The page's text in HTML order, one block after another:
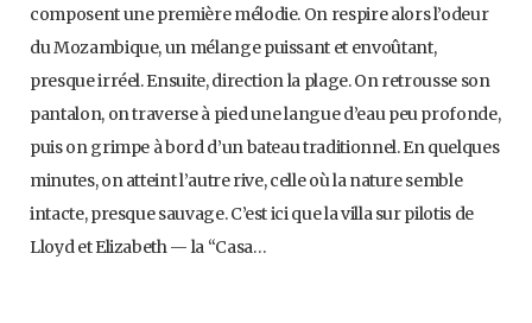
composent une première mélodie. On respire alors l’odeur
du Mozambique, un mélange puissant et envoûtant,
presque irréel. Ensuite, direction la plage. On retrousse son
pantalon, on traverse à pied une langue d’eau peu profonde,
puis on grimpe à bord d’un bateau traditionnel. En quelques
minutes, on atteint l’autre rive, celle où la nature semble
intacte, presque sauvage. C’est ici que la villa sur pilotis de
Lloyd et Elizabeth — la “Casa…